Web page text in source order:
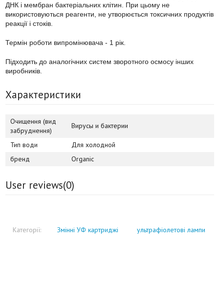
ДНК і мембран бактеріальних клітин. При цьому не
використовуються реагенти, не утворюється токсичних продуктів
реакції і стоків.
Термін роботи випромінювача - 1 рік.
Підходить до аналогічних систем зворотного осмосу інших
виробників.
Характеристики
Очищення (вид
забруднення)
Вирусы и бактерии
Тип води
Для холодной
бренд
Organic
User reviews(0)
Категорії: Змінні УФ картриджі ультрафіолетові лампи